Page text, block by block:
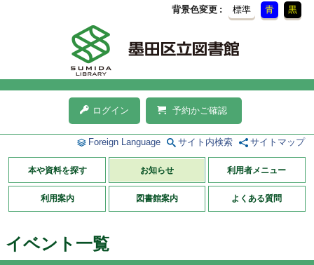
背景色変更 標準 青 黒
ログイン 予約かご確認
Foreign Language サイト内検索 サイトマップ
本や資料を探す お知らせ 利用者メニュー
利用案内 図書館案内 よくある質問
イベント一覧